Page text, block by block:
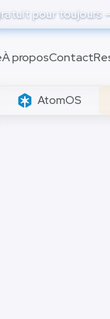
pour toujours
À proposContact
AtomOS